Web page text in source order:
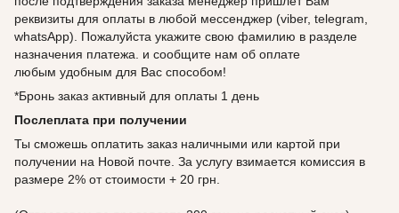
реквизиты для оплаты в любой мессенджер (viber, telegram,
whatsApp). Пожалуйста укажите свою фамилию в разделе
назначения платежа. и сообщите нам об оплате
любым удобным для Вас способом!
*Бронь заказ активный для оплаты 1 день
Послеплата при получении
Ты сможешь оплатить заказ наличными или картой при
получении на Новой почте. За услугу взимается комиссия в
размере 2% от стоимости + 20 грн.